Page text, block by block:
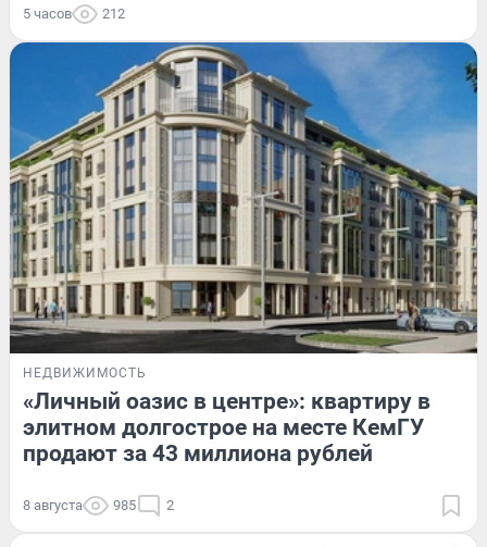
5 часов 212
НЕДВИЖИМОСТЬ
«Личный оазис в центре»: квартиру в
элитном долгострое на месте КемГУ
продают за 43 миллиона рублей
8 августа 985 2